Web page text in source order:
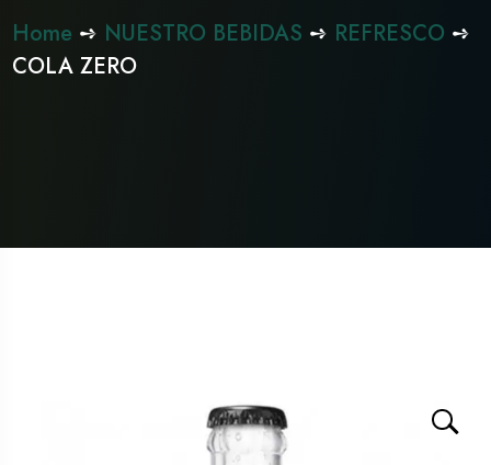
Home ➺ NUESTRO BEBIDAS ➺ REFRESCO ➺
COLA ZERO